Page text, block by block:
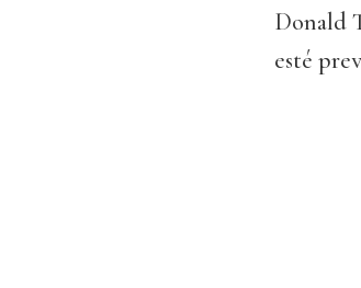
Donald
esté